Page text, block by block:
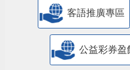
客語推廣專區
公益彩券盈